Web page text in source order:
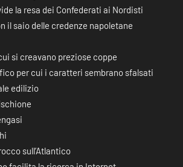
la resa dei Confederati ai Nordisti
il saio delle credenze napoletane
si creavano preziose coppe
per cui i caratteri sembrano sfalsati
edilizio
sull’Atlantico